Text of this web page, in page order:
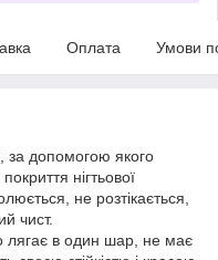
Оплата Умови
за допомогою якого
нігтьової
не розтікається,
чист.
лягає в один шар, не має